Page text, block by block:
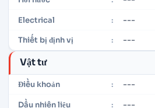
Electrical : ---
Thiết bị định vị : ---
Vật tư
Điều khoản : ---
Dầu nhiên liệu : ---